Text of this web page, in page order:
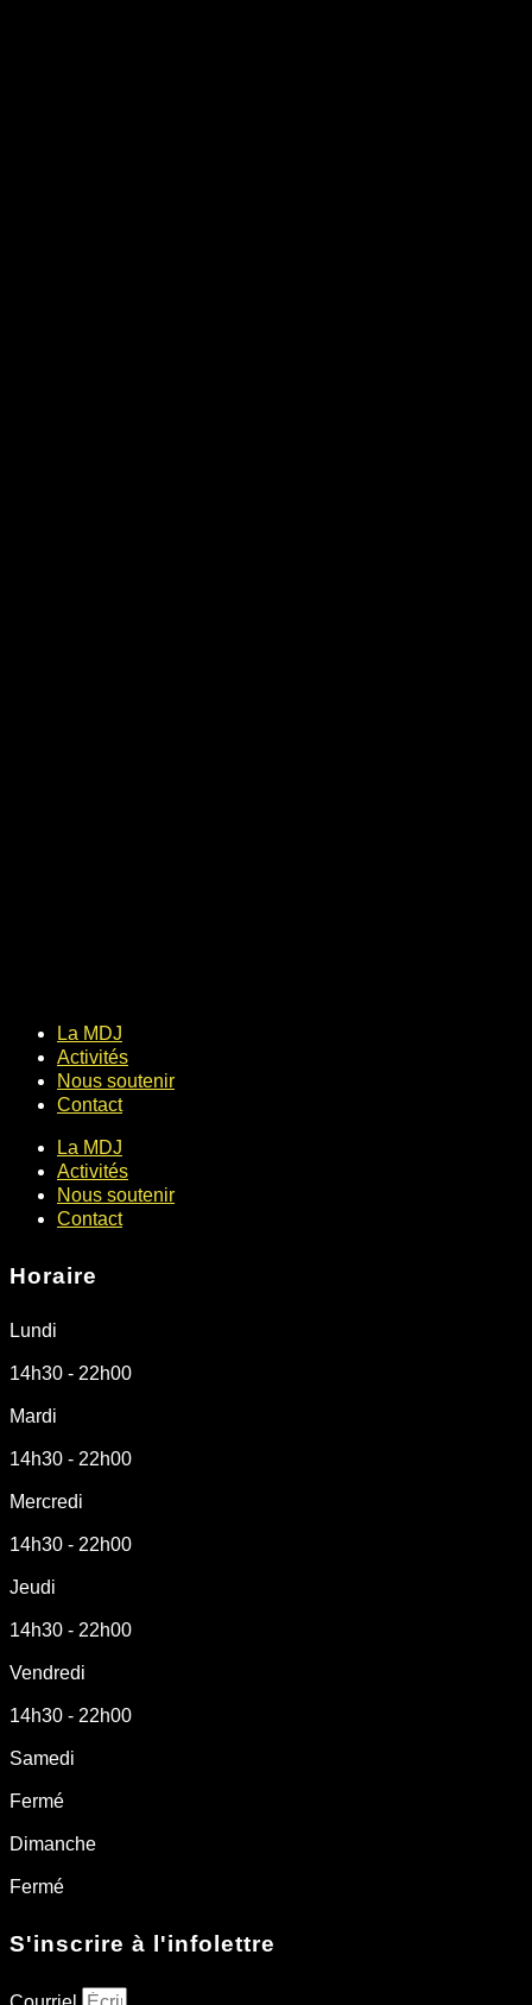
La MDJ
Activités
Nous soutenir
Contact
La MDJ
Activités
Nous soutenir
Contact
Horaire
Lundi
14h30 - 22h00
Mardi
14h30 - 22h00
Mercredi
14h30 - 22h00
Jeudi
14h30 - 22h00
Vendredi
14h30 - 22h00
Samedi
Fermé
Dimanche
Fermé
S'inscrire à l'infolettre